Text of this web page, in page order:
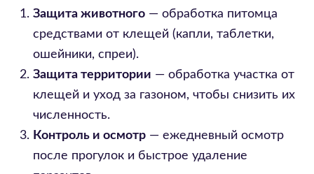
Защита животного — обработка питомца
средствами от клещей (капли, таблетки,
ошейники, спреи).
Защита территории — обработка участка от
клещей и уход за газоном, чтобы снизить их
численность.
Контроль и осмотр — ежедневный осмотр
после прогулок и быстрое удаление